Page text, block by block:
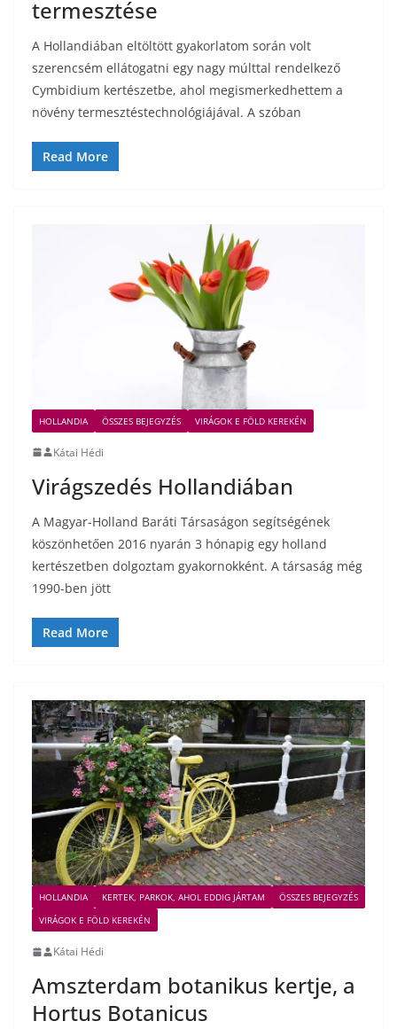
termesztése
A Hollandiában eltöltött gyakorlatom során volt
szerencsém ellátogatni egy nagy múlttal rendelkező
Cymbidium kertészetbe, ahol megismerkedhettem a
növény termesztéstechnológiájával. A szóban
Read More
HOLLANDIA ÖSSZES BEJEGYZÉS VIRÁGOK E FÖLD KEREKÉN
Kátai Hédi
Virágszedés Hollandiában
A Magyar-Holland Baráti Társaságon segítségének
köszönhetően 2016 nyarán 3 hónapig egy holland
kertészetben dolgoztam gyakornokként. A társaság még
1990-ben jött
Read More
HOLLANDIA KERTEK, PARKOK, AHOL EDDIG JÁRTAM
ÖSSZES BEJEGYZÉS
VIRÁGOK E FÖLD KEREKÉN
Kátai Hédi
Amszterdam botanikus kertje, a
Hortus Botanicus